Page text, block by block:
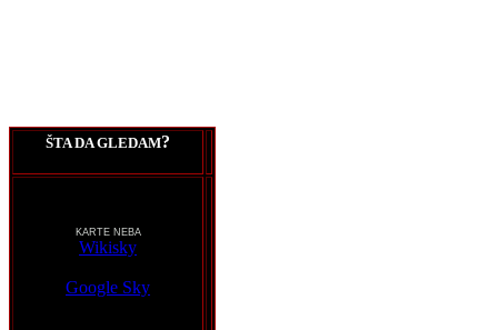
ŠTA DA GLEDAM?
KARTE NEBA
Wikisky
Google Sky